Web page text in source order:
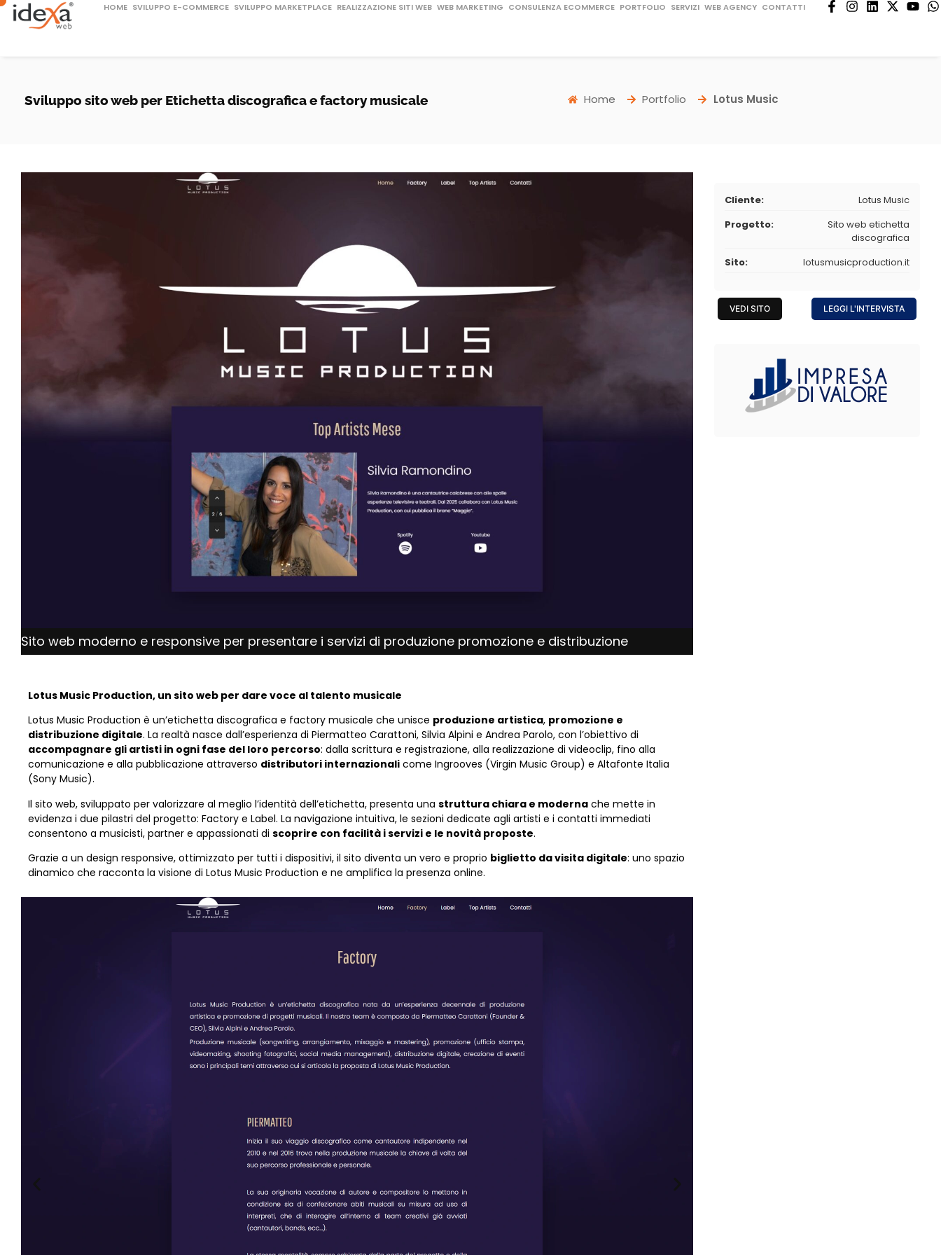
HOME SVILUPPO E-COMMERCE SVILUPPO MARKETPLACE REALIZZAZIONE SITI WEB WEB MARKETING CONSULENZA ECOMMERCE PORTFOLIO SERVIZI WEB AGENCY CONTATTI
Sviluppo sito web per Etichetta discografica e factory musicale Home Portfolio Lotus Music
Sito web moderno e responsive per presentare i servizi di produzione promozione e distribuzione
Lotus Music Production, un sito web per dare voce al talento musicale
Lotus Music Production è un’etichetta discografica e factory musicale che unisce produzione artistica, promozione e
distribuzione digitale. La realtà nasce dall’esperienza di Piermatteo Carattoni, Silvia Alpini e Andrea Parolo, con l’obiettivo di
accompagnare gli artisti in ogni fase del loro percorso: dalla scrittura e registrazione, alla realizzazione di videoclip, fino alla
comunicazione e alla pubblicazione attraverso distributori internazionali come Ingrooves (Virgin Music Group) e Altafonte Italia
(Sony Music).
Il sito web, sviluppato per valorizzare al meglio l’identità dell’etichetta, presenta una struttura chiara e moderna che mette in
evidenza i due pilastri del progetto: Factory e Label. La navigazione intuitiva, le sezioni dedicate agli artisti e i contatti immediati
consentono a musicisti, partner e appassionati di scoprire con facilità i servizi e le novità proposte.
Grazie a un design responsive, ottimizzato per tutti i dispositivi, il sito diventa un vero e proprio biglietto da visita digitale: uno spazio
dinamico che racconta la visione di Lotus Music Production e ne amplifica la presenza online.
Cliente:
Lotus Music
Progetto:
Sito web etichetta
discografica
Sito:
lotusmusicproduction.it
VEDI SITO LEGGI L'INTERVISTA